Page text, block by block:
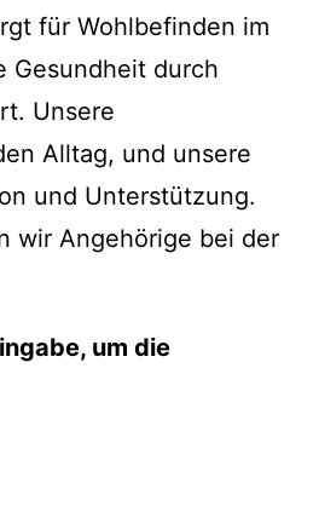
für Wohlbefinden im
Gesundheit durch
Unsere
Alltag, und unsere
und Unterstützung.
wir Angehörige bei der
um die